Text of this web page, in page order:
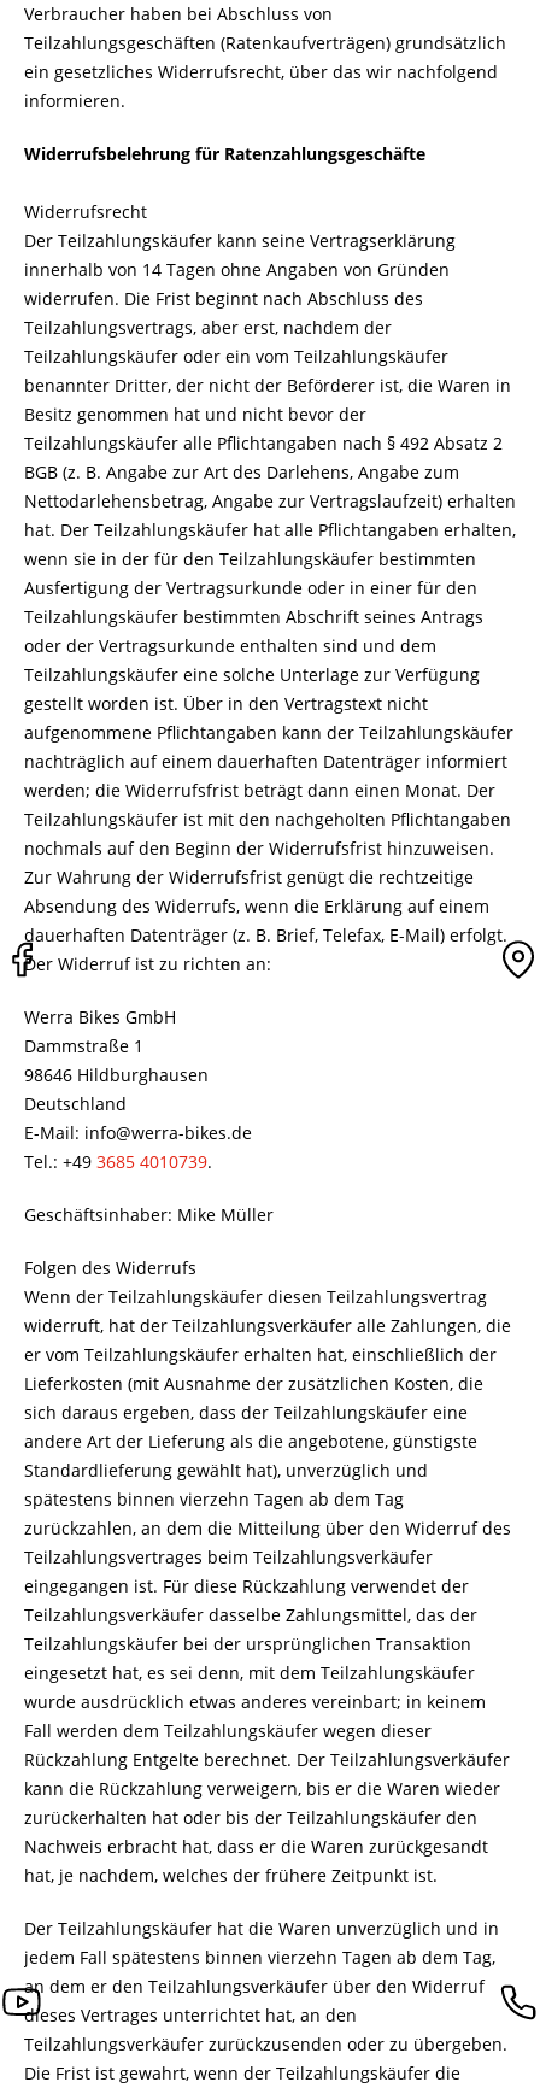
Verbraucher haben bei Abschluss von
Teilzahlungsgeschäften (Ratenkaufverträgen) grundsätzlich
ein gesetzliches Widerrufsrecht, über das wir nachfolgend
informieren.
Widerrufsbelehrung für Ratenzahlungsgeschäfte
Widerrufsrecht
Der Teilzahlungskäufer kann seine Vertragserklärung
innerhalb von 14 Tagen ohne Angaben von Gründen
widerrufen. Die Frist beginnt nach Abschluss des
Teilzahlungsvertrags, aber erst, nachdem der
Teilzahlungskäufer oder ein vom Teilzahlungskäufer
benannter Dritter, der nicht der Beförderer ist, die Waren in
Besitz genommen hat und nicht bevor der
Teilzahlungskäufer alle Pflichtangaben nach § 492 Absatz 2
BGB (z. B. Angabe zur Art des Darlehens, Angabe zum
Nettodarlehensbetrag, Angabe zur Vertragslaufzeit) erhalten
hat. Der Teilzahlungskäufer hat alle Pflichtangaben erhalten,
wenn sie in der für den Teilzahlungskäufer bestimmten
Ausfertigung der Vertragsurkunde oder in einer für den
Teilzahlungskäufer bestimmten Abschrift seines Antrags
oder der Vertragsurkunde enthalten sind und dem
Teilzahlungskäufer eine solche Unterlage zur Verfügung
gestellt worden ist. Über in den Vertragstext nicht
aufgenommene Pflichtangaben kann der Teilzahlungskäufer
nachträglich auf einem dauerhaften Datenträger informiert
werden; die Widerrufsfrist beträgt dann einen Monat. Der
Teilzahlungskäufer ist mit den nachgeholten Pflichtangaben
nochmals auf den Beginn der Widerrufsfrist hinzuweisen.
Zur Wahrung der Widerrufsfrist genügt die rechtzeitige
Absendung des Widerrufs, wenn die Erklärung auf einem
dauerhaften Datenträger (z. B. Brief, Telefax, E-Mail) erfolgt.
Der Widerruf ist zu richten an:
Werra Bikes GmbH
Dammstraße 1
98646 Hildburghausen
Deutschland
E-Mail: info@werra-bikes.de
Tel.: +49 3685 4010739.
Geschäftsinhaber: Mike Müller
Folgen des Widerrufs
Wenn der Teilzahlungskäufer diesen Teilzahlungsvertrag
widerruft, hat der Teilzahlungsverkäufer alle Zahlungen, die
er vom Teilzahlungskäufer erhalten hat, einschließlich der
Lieferkosten (mit Ausnahme der zusätzlichen Kosten, die
sich daraus ergeben, dass der Teilzahlungskäufer eine
andere Art der Lieferung als die angebotene, günstigste
Standardlieferung gewählt hat), unverzüglich und
spätestens binnen vierzehn Tagen ab dem Tag
zurückzahlen, an dem die Mitteilung über den Widerruf des
Teilzahlungsvertrages beim Teilzahlungsverkäufer
eingegangen ist. Für diese Rückzahlung verwendet der
Teilzahlungsverkäufer dasselbe Zahlungsmittel, das der
Teilzahlungskäufer bei der ursprünglichen Transaktion
eingesetzt hat, es sei denn, mit dem Teilzahlungskäufer
wurde ausdrücklich etwas anderes vereinbart; in keinem
Fall werden dem Teilzahlungskäufer wegen dieser
Rückzahlung Entgelte berechnet. Der Teilzahlungsverkäufer
kann die Rückzahlung verweigern, bis er die Waren wieder
zurückerhalten hat oder bis der Teilzahlungskäufer den
Nachweis erbracht hat, dass er die Waren zurückgesandt
hat, je nachdem, welches der frühere Zeitpunkt ist.
Der Teilzahlungskäufer hat die Waren unverzüglich und in
jedem Fall spätestens binnen vierzehn Tagen ab dem Tag,
an dem er den Teilzahlungsverkäufer über den Widerruf
dieses Vertrages unterrichtet hat, an den
Teilzahlungsverkäufer zurückzusenden oder zu übergeben.
Die Frist ist gewahrt, wenn der Teilzahlungskäufer die